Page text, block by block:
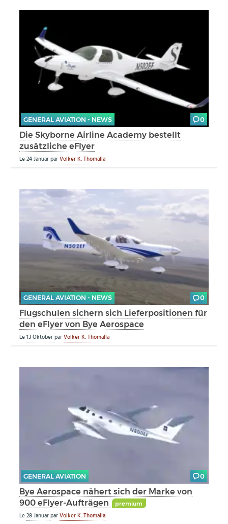
GENERAL AVIATION - NEWS 0
Die Skyborne Airline Academy bestellt
zusätzliche eFlyer
Le24 JanuarparVolker K. Thomalla
GENERAL AVIATION - NEWS 0
Flugschulen sichern sich Lieferpositionen für
den eFlyer von Bye Aerospace
Le13 OktoberparVolker K. Thomalla
GENERAL AVIATION 0
Bye Aerospace nähert sich der Marke von
900 eFlyer-Aufträgen
premium
Le28 JanuarparVolker K. Thomalla